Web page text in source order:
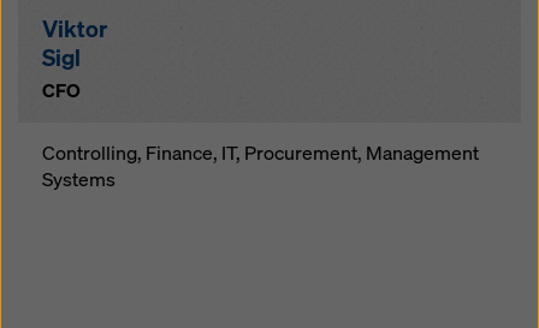
Viktor
Sigl
CFO
Controlling, Finance, IT, Procurement, Management
Systems